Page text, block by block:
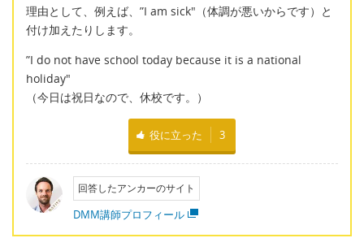
理由として、例えば、”I am sick"（体調が悪いからです）と
付け加えたりします。
”I do not have school today because it is a national
holiday"
（今日は祝日なので、休校です。）
役に立った 3
回答したアンカーのサイト
DMM講師プロフィール